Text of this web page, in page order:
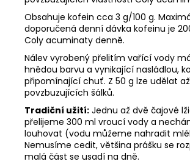
Obsahuje kofein cca 3 g/100 g.
doporučená denní dávka kofeinu je
Coly acuminaty denně.
Nálev vyrobený přelitím vařící vody
hnědou barvu a vynikající nasládlou,
připomínající chuť. Z 50 g lze udělat
povzbuzujících šálků.
Tradiční užití: Jednu až dvě čajové
přelijeme 300 ml vroucí vody a
louhovat (vodu můžeme nahradit
Nemusíme cedit, většina prášku se
malá část se usadí na dně.